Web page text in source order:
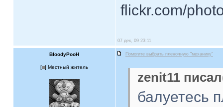
flickr.com/
07 дек, 09 23:11
BloodyPooH Помогите выбрать пленочную "механику"
[ ] Местный житель
zenit11
балуетесь